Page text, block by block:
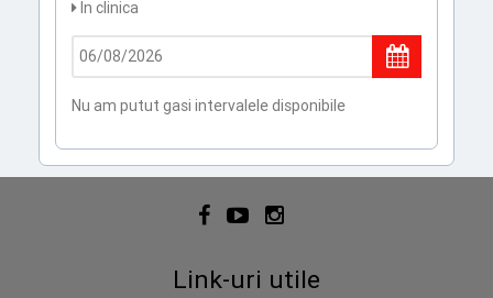
In clinica
Nu am putut gasi intervalele disponibile
Link-uri utile